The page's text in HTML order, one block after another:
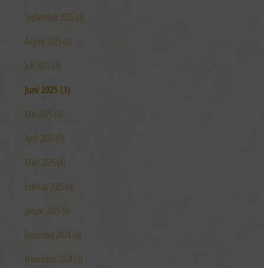
September 2025 (4)
August 2025 (4)
Juli 2025 (4)
Juni 2025 (3)
Mai 2025 (4)
April 2025 (5)
März 2025 (4)
Februar 2025 (4)
Januar 2025 (4)
Dezember 2024 (4)
November 2024 (3)